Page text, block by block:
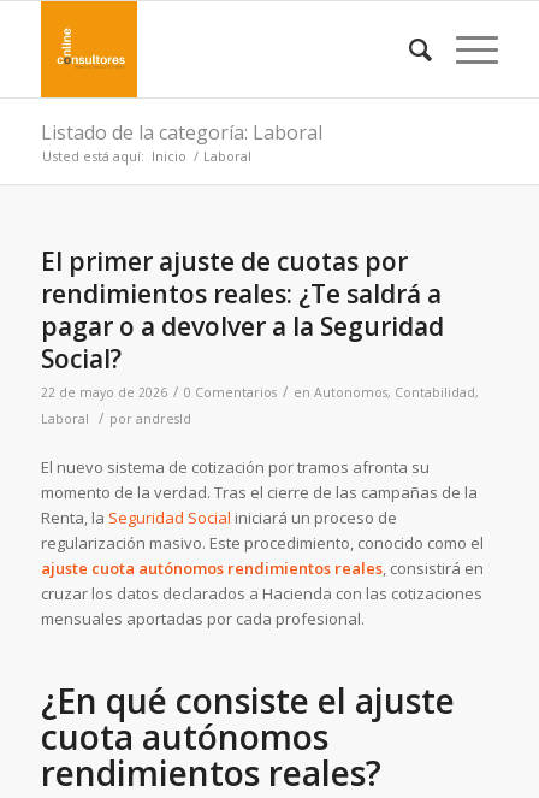
Listado de la categoría: Laboral
Usted está aquí: Inicio / Laboral
El primer ajuste de cuotas por
rendimientos reales: ¿Te saldrá a
pagar o a devolver a la Seguridad
Social?
22 de mayo de 2026 / 0 Comentarios / en Autonomos, Contabilidad,
Laboral
/ por andresld
El nuevo sistema de cotización por tramos afronta su
momento de la verdad. Tras el cierre de las campañas de la
Renta, la Seguridad Social iniciará un proceso de
regularización masivo. Este procedimiento, conocido como el
ajuste cuota autónomos rendimientos reales, consistirá en
cruzar los datos declarados a Hacienda con las cotizaciones
mensuales aportadas por cada profesional.
¿En qué consiste el ajuste
cuota autónomos
rendimientos reales?